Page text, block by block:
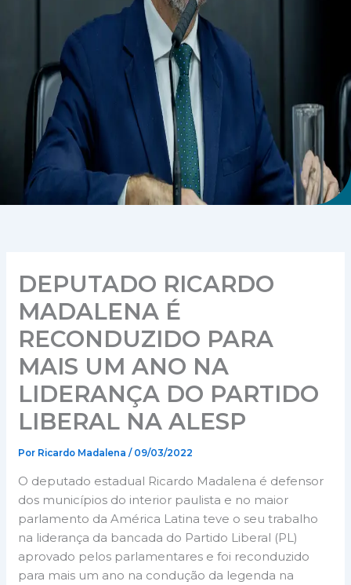
DEPUTADO RICARDO
MADALENA É
RECONDUZIDO PARA
MAIS UM ANO NA
LIDERANÇA DO PARTIDO
LIBERAL NA ALESP
Por Ricardo Madalena/ 09/03/2022
O deputado estadual Ricardo Madalena é defensor
dos municípios do interior paulista e no maior
parlamento da América Latina teve o seu trabalho
na liderança da bancada do Partido Liberal (PL)
aprovado pelos parlamentares e foi reconduzido
para mais um ano na condução da legenda na